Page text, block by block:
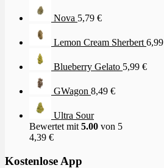
Nova 5,79 €
Lemon Cream Sherbert 6,99
Blueberry Gelato 5,99 €
GWagon 8,49 €
Ultra Sour
Bewertet mit 5.00 von 5
4,39 €
Kostenlose App